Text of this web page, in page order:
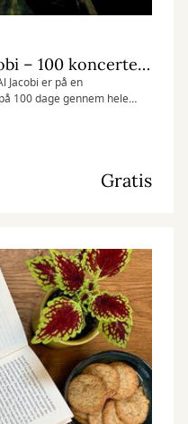
Søndagskoncert: Al Jacobi – 100 koncerter på 100 dage
Jacobi er på en
100 dage gennem hele
Gladsaxe Hovedbibliotek.
Gratis